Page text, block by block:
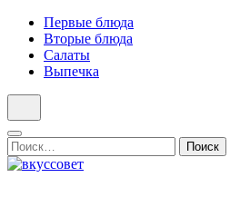
Первые блюда
Вторые блюда
Салаты
Выпечка
Найти: